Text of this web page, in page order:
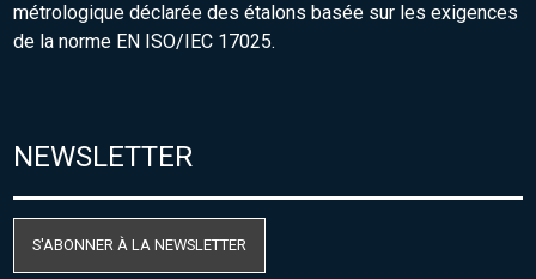
métrologique déclarée des étalons basée sur les exigences
de la norme EN ISO/IEC 17025.
NEWSLETTER
S'ABONNER À LA NEWSLETTER